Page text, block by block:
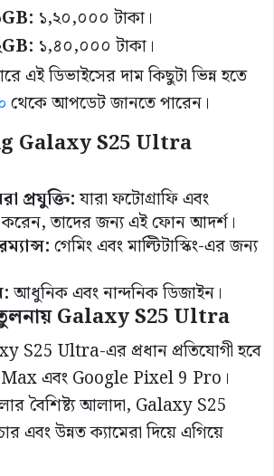
১,২০,০০০ টাকা।
১,৪০,০০০ টাকা।
এই ডিভাইসের দাম কিছুটা ভিন্ন হতে
থেকে আপডেট জানতে পারেন।
Galaxy S25 Ultra
প্রযুক্তি:যারা ফটোগ্রাফি এবং
করেন, তাদের জন্য এই ফোন আদর্শ।
গেমিং এবং মাল্টিটাস্কিং-এর জন্য
আধুনিক এবং নান্দনিক ডিজাইন।
তুলনায় Galaxy S25 Ultra
S25 Ultra-এর প্রধান প্রতিযোগী হবে
এবং Google Pixel 9 Pro।
বৈশিষ্ট্য আলাদা, Galaxy S25
এবং উন্নত ক্যামেরা দিয়ে এগিয়ে